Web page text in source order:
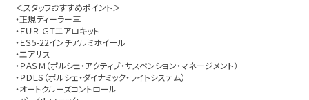
＜スタッフおすすめポイント＞
・正規ディーラー車
・ＥＵＲ-ＧＴエアロキット
・ＥＳ5-22インチアルミホイール
・エアサス
・ＰＡＳＭ（ポルシェ・アクティブ・サスペンション・マネージメント）
・ＰＤＬＳ（ポルシェ・ダイナミック・ライトシステム）
・オートクルーズコントロール